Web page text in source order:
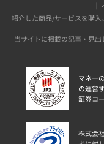
紹介した商品/サービスを購
当サイトに掲載の記事・見
マネー
の運営
証券コ
株式会